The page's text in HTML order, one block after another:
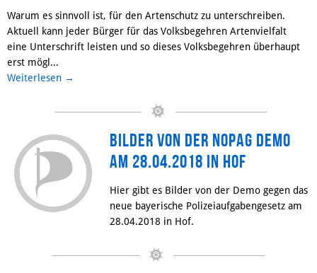
Warum es sinnvoll ist, für den Artenschutz zu unterschreiben.
Aktuell kann jeder Bürger für das Volksbegehren Artenvielfalt
eine Unterschrift leisten und so dieses Volksbegehren überhaupt
erst mögl...
Weiterlesen →
Bilder von der NoPAG Demo
am 28.04.2018 in Hof
Hier gibt es Bilder von der Demo gegen das
neue bayerische Polizeiaufgabengesetz am
28.04.2018 in Hof.